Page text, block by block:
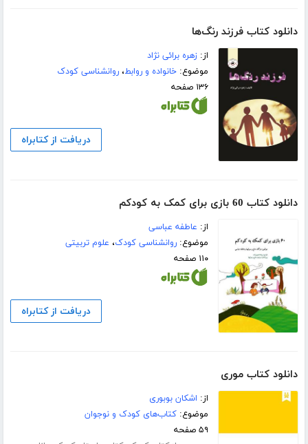
دانلود کتاب فرزند رنگ‌ها
از:زهره برائی نژاد
موضوع:خانواده و روابط،روانشناسی کودک
۱۳۶ صفحه
دریافت از کتابراه
دانلود کتاب 60 بازی برای کمک به کودکم
از: عاطفه عباسی
موضوع:روانشناسی کودک، علوم تربیتی
۱۱۰ صفحه
دریافت از کتابراه
دانلود کتاب موری
از: اشکان بوبوری
موضوع:کتاب‌های کودک و نوجوان
۵۹ صفحه